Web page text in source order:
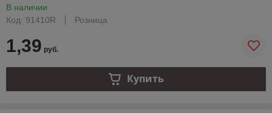
В наличии
Код: 91410R
Розница
1,39 руб.
Купить